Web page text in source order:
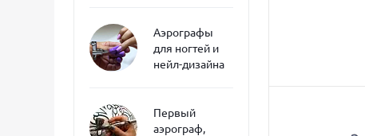
Аэрографы
для ногтей и
нейл-дизайна
Первый
аэрограф,